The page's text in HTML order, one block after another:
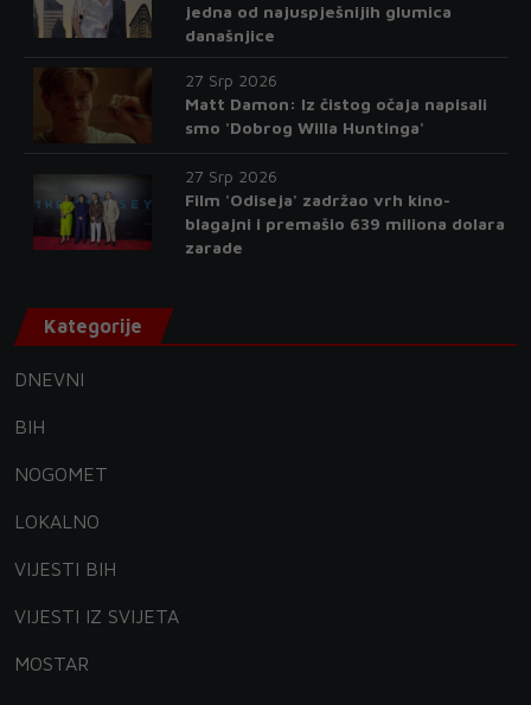
jedna od najuspješnijih glumica
današnjice
27 Srp 2026
Matt Damon: Iz čistog očaja napisali
smo 'Dobrog Willa Huntinga'
27 Srp 2026
Film 'Odiseja' zadržao vrh kino-
blagajni i premašio 639 miliona dolara
zarade
Kategorije
DNEVNI
BIH
NOGOMET
LOKALNO
VIJESTI BIH
VIJESTI IZ SVIJETA
MOSTAR